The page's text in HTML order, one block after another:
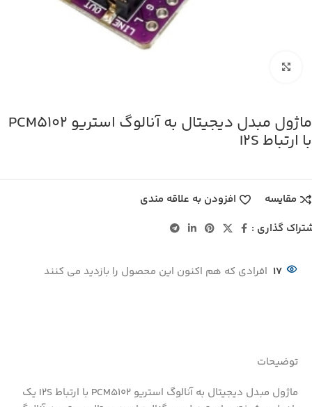
ماژول مبدل دیجیتال به آنالوگ استریو PCM5102
با ارتباط I2S
مقایسه
افزودن به علاقه مندی
گذاری :
17 افرادی که هم اکنون این محصول را بازدید می کنند
توضیحات
ماژول مبدل دیجیتال به آنالوگ استریو PCM5102 با ارتباط I2S یک